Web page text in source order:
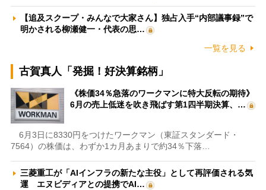
【追及スクープ・みんなで大家さん】独占入手“内部議事録”で
明かされる柳瀬健一・代表の思…
一覧を見る
古賀真人「発掘！好決算銘柄」
《株価34％急落のワークマンに特大反転の期待》
6月の売上低迷を吹き飛ばす第1四半期決算、…
6月3日に8330円をつけたワークマン（東証スタンダード・
7564）の株価は、わずか1カ月あまりで約34％下落…
三菱重工が「AIインフラの新たな主役」として再評価される気
運 エヌビディアとの提携でAI…